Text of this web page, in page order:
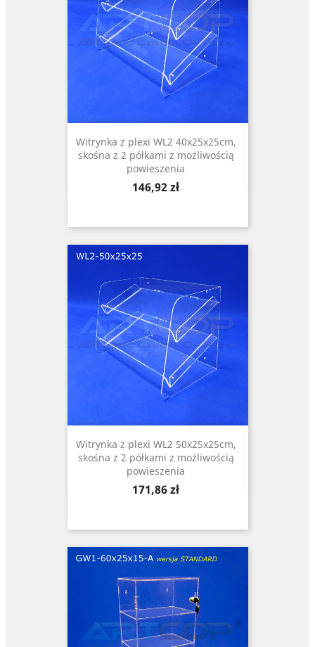
Witrynka z plexi WL2 40x25x25cm,
skośna z 2 półkami z możliwością
powieszenia
Cena
146,92 zł
Witrynka z plexi WL2 50x25x25cm,
skośna z 2 półkami z możliwością
powieszenia
Cena
171,86 zł